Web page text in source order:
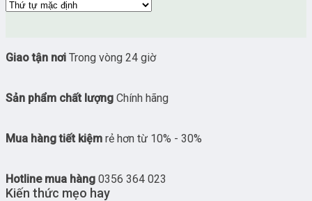
Giao tận nơi Trong vòng 24 giờ
Sản phẩm chất lượng Chính hãng
Mua hàng tiết kiệm rẻ hơn từ 10% - 30%
Hotline mua hàng 0356 364 023
Kiến thức mẹo hay